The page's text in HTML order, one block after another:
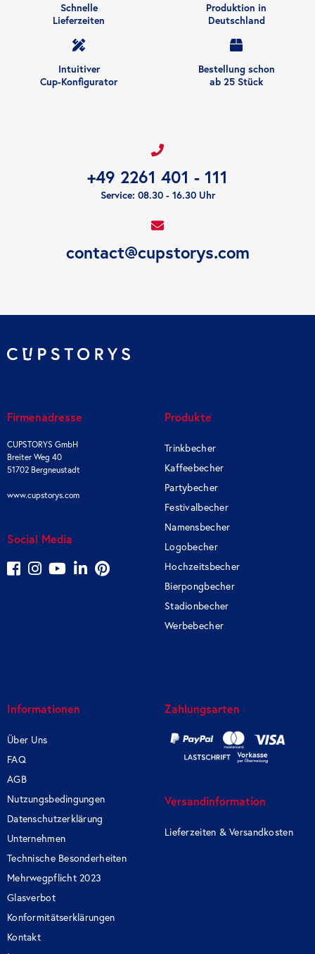
Schnelle
Lieferzeiten
Produktion in
Deutschland
Intuitiver
Cup-Konfigurator
Bestellung schon
ab 25 Stück
+49 2261 401 - 111
Service: 08.30 - 16.30 Uhr
contact@cupstorys.com
Firmenadresse
CUPSTORYS GmbH
Breiter Weg 40
51702 Bergneustadt
www.cupstorys.com
Social Media
Produkte
Trinkbecher
Kaffeebecher
Partybecher
Festivalbecher
Namensbecher
Logobecher
Hochzeitsbecher
Bierpongbecher
Stadionbecher
Werbebecher
Informationen
Über Uns
FAQ
AGB
Nutzungsbedingungen
Datenschutzerklärung
Unternehmen
Technische Besonderheiten
Mehrwegpflicht 2023
Glasverbot
Konformitätserklärungen
Kontakt
Zahlungsarten
Versandinformation
Lieferzeiten & Versandkosten